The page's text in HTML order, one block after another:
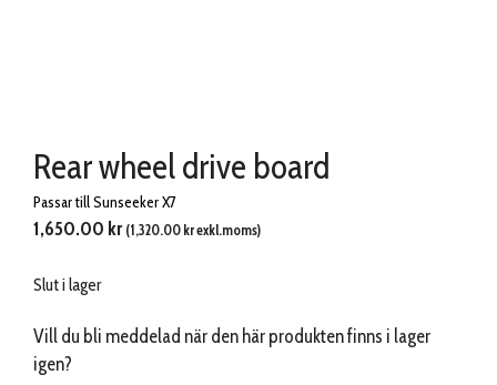
Rear wheel drive board
Passar till Sunseeker X7
1,650.00 kr (1,320.00 krexkl.moms)
Slut i lager
Vill du bli meddelad när den här produkten finns i lager
igen?